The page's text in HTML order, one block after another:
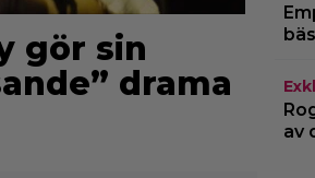
gör sin
drama
av